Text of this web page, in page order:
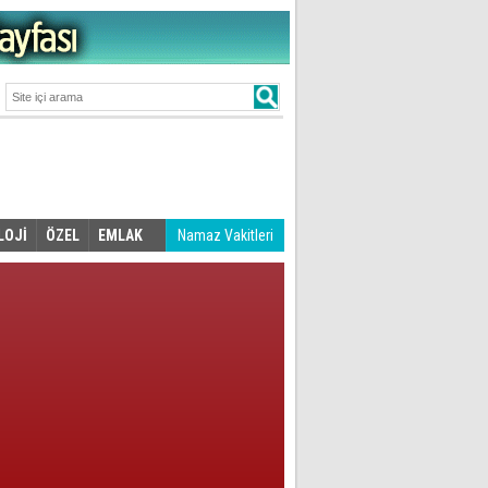
Namaz Vakitleri
ÖZEL EMLAK